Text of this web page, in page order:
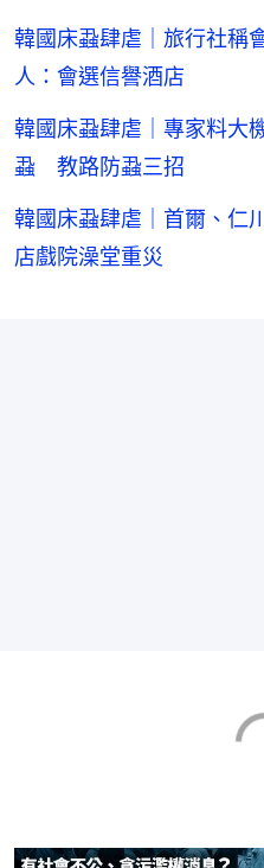
韓國床蝨肆虐｜旅行社
人：會選信譽酒店
韓國床蝨肆虐｜專家料
蝨 教路防蝨三招
韓國床蝨肆虐｜首爾、
店戲院澡堂重災